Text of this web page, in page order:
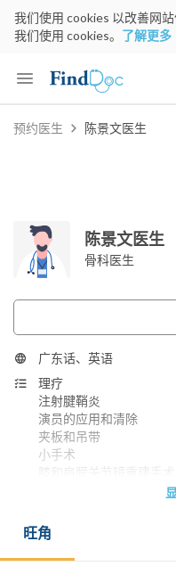
我们使用 cookies 以改善网
我们使用 cookies。 了解更多
Keyword
预约医生 陈景文医生
陈景文医生
骨科医生
广东话、英语
理疗
注射腱鞘炎
演员的应用和清除
夹板和吊带
小手术
膝和肩膀关节镜重建手术
全髋关节和膝关节置换术
嵴柱手术
神经压迫减压
旺角